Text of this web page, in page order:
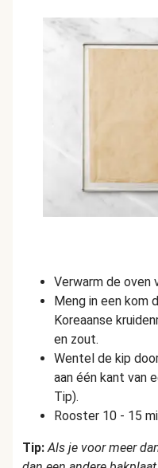
Verwarm de oven
Meng in een kom
Koreaanse
en zout.
Wentel de kip
aan één kant van
Tip).
Rooster 10 - 15
Tip: Als je voor meer